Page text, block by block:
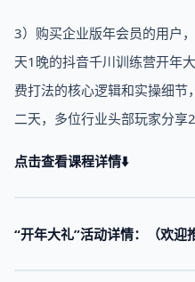
3）购买企业版年会员的用户
天1晚的抖音千川训练营开年
费打法的核心逻辑和实操细
二天，多位行业头部玩家分享
点击查看课程详情⬇️
“开年大礼”活动详情：（欢迎